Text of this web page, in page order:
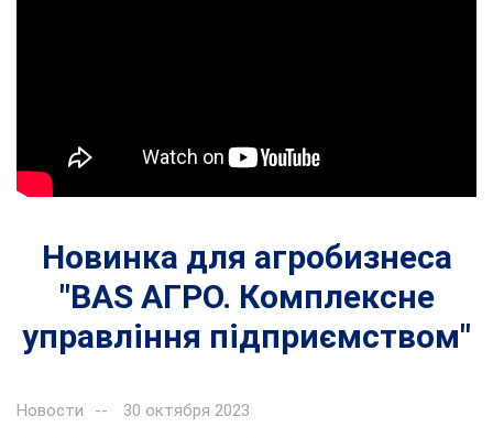
Новинка для агробизнеса
"BAS АГРО. Комплексне
управління підприємством"
Новости 30 октября 2023